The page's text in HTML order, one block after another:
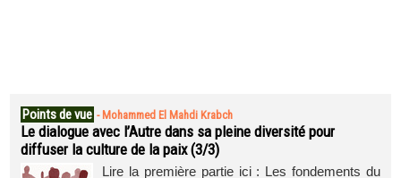
Points de vue - Mohammed El Mahdi Krabch
Le dialogue avec l’Autre dans sa pleine diversité pour
diffuser la culture de la paix (3/3)
Lire la première partie ici : Les fondements du